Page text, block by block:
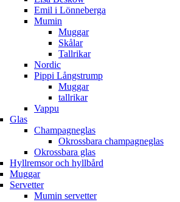
Emil i Lönneberga
Mumin
Muggar
Skålar
Tallrikar
Nordic
Pippi Långstrump
Muggar
tallrikar
Vappu
Glas
Champagneglas
Okrossbara champagneglas
Okrossbara glas
Hyllremsor och hyllbård
Muggar
Servetter
Mumin servetter